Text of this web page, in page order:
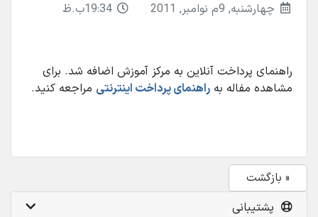
چهارشنبه, 9م نوامبر, 2011
راهنمای پرداخت آنلاین به مرکز آموزش اضافه شد. برای
مشاهده مفاله به راهنمای پرداخت اینترنتی مراجعه کنید.
« بازگشت
پشتیبانی